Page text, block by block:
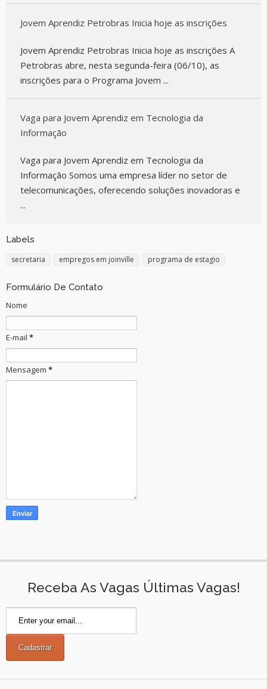
Jovem Aprendiz Petrobras Inicia hoje as inscrições
Jovem Aprendiz Petrobras Inicia hoje as inscrições A
Petrobras abre, nesta segunda-feira (06/10), as
inscrições para o Programa Jovem ...
Vaga para Jovem Aprendiz em Tecnologia da
Informação
Vaga para Jovem Aprendiz em Tecnologia da
Informação Somos uma empresa líder no setor de
telecomunicações, oferecendo soluções inovadoras e
...
Labels
secretaria empregos em joinville programa de estagio
Formulário De Contato
Nome
E-mail *
Mensagem *
Receba As Vagas Últimas Vagas!